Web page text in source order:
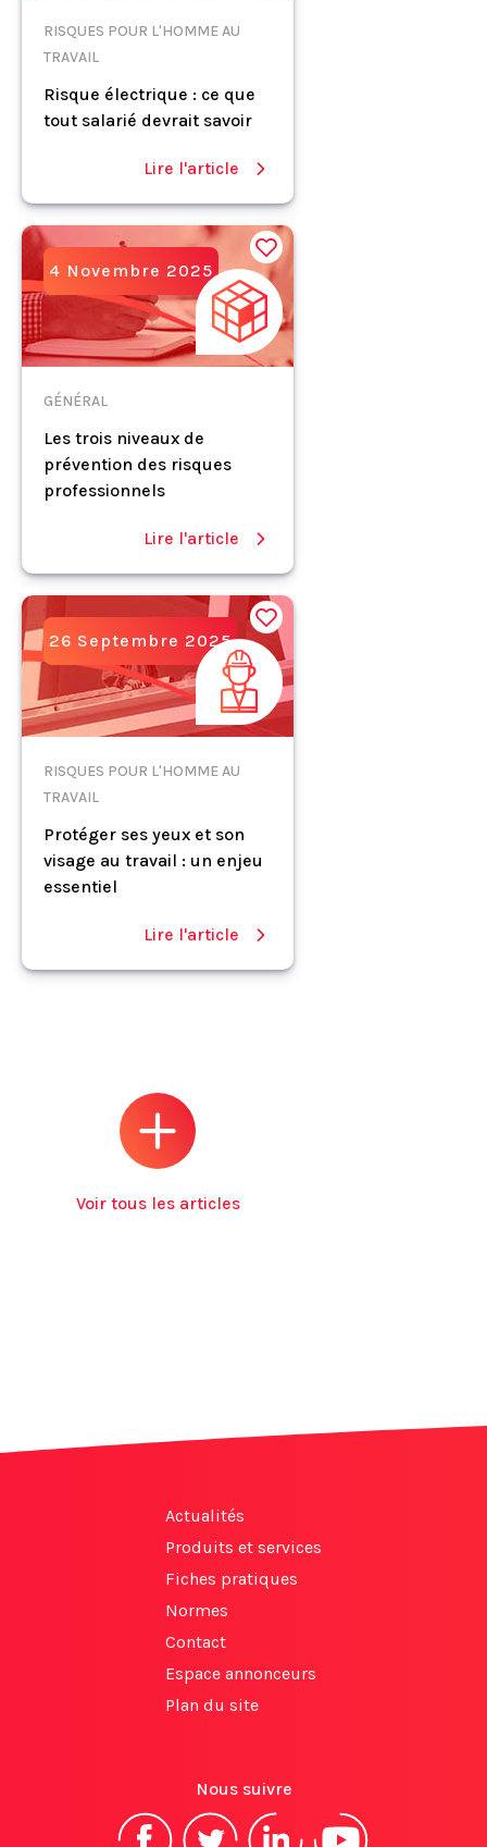
RISQUES POUR L'HOMME AU
TRAVAIL
Risque électrique : ce que
tout salarié devrait savoir
Lire l'article
4 Novembre 2025
GÉNÉRAL
Les trois niveaux de
prévention des risques
professionnels
Lire l'article
26 Septembre 2025
RISQUES POUR L'HOMME AU
TRAVAIL
Protéger ses yeux et son
visage au travail : un enjeu
essentiel
Lire l'article
Voir tous les articles
Actualités
Produits et services
Fiches pratiques
Normes
Contact
Espace annonceurs
Plan du site
Nous suivre